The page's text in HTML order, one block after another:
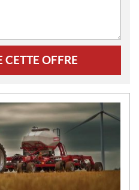
CETTE OFFRE